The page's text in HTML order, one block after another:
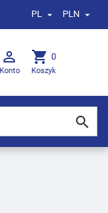
PL  PLN 

Konto
shopping_cart 0
Koszyk
